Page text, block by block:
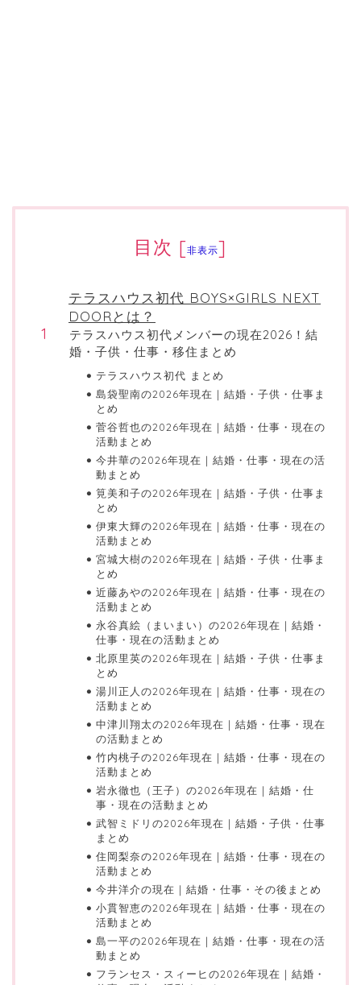
目次 [非表示]
テラスハウス初代 BOYS×GIRLS NEXT
DOORとは？
テラスハウス初代メンバーの現在2026！結
婚・子供・仕事・移住まとめ
テラスハウス初代 まとめ
島袋聖南の2026年現在｜結婚・子供・仕事ま
とめ
菅谷哲也の2026年現在｜結婚・仕事・現在の
活動まとめ
今井華の2026年現在｜結婚・仕事・現在の活
動まとめ
筧美和子の2026年現在｜結婚・子供・仕事ま
とめ
伊東大輝の2026年現在｜結婚・仕事・現在の
活動まとめ
宮城大樹の2026年現在｜結婚・子供・仕事ま
とめ
近藤あやの2026年現在｜結婚・仕事・現在の
活動まとめ
永谷真絵（まいまい）の2026年現在｜結婚・
仕事・現在の活動まとめ
北原里英の2026年現在｜結婚・子供・仕事ま
とめ
湯川正人の2026年現在｜結婚・仕事・現在の
活動まとめ
中津川翔太の2026年現在｜結婚・仕事・現在
の活動まとめ
竹内桃子の2026年現在｜結婚・仕事・現在の
活動まとめ
岩永徹也（王子）の2026年現在｜結婚・仕
事・現在の活動まとめ
武智ミドリの2026年現在｜結婚・子供・仕事
まとめ
住岡梨奈の2026年現在｜結婚・仕事・現在の
活動まとめ
今井洋介の現在｜結婚・仕事・その後まとめ
小貫智恵の2026年現在｜結婚・仕事・現在の
活動まとめ
島一平の2026年現在｜結婚・仕事・現在の活
動まとめ
フランセス・スィーヒの2026年現在｜結婚・